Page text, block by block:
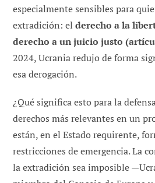
especialmente sensibles para
extradición: elderecho a la
derecho a un juicio justo
2024, Ucrania redujo de forma
esa derogación.
¿Qué significa esto para la
derechos más relevantes en un
están, en el Estado requirente,
restricciones de emergencia. La
la extradición sea imposible